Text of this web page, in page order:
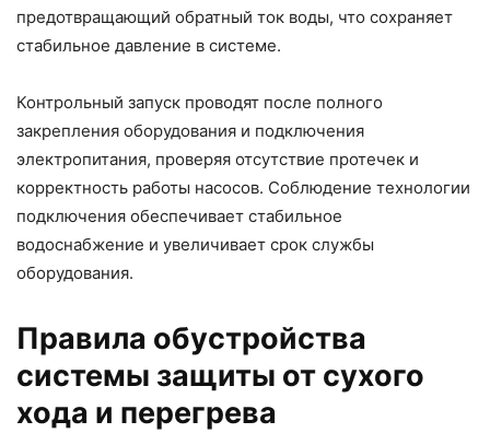
предотвращающий обратный ток воды, что сохраняет
стабильное давление в системе.
Контрольный запуск проводят после полного
закрепления оборудования и подключения
электропитания, проверяя отсутствие протечек и
корректность работы насосов. Соблюдение технологии
подключения обеспечивает стабильное
водоснабжение и увеличивает срок службы
оборудования.
Правила обустройства
системы защиты от сухого
хода и перегрева